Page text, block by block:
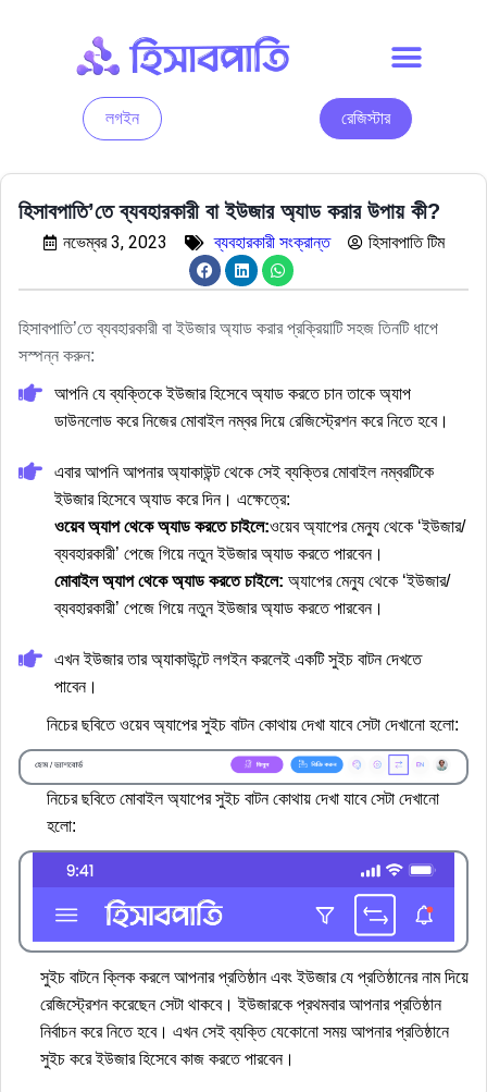
লগইন রেজিস্টার
হিসাবপাতি’তে ব্যবহারকারী বা ইউজার অ্যাড করার উপায় কী?
নভেম্বর 3, 2023 ব্যবহারকারী সংক্রান্ত হিসাবপাতি টিম
হিসাবপাতি’তে ব্যবহারকারী বা ইউজার অ্যাড করার প্রক্রিয়াটি সহজ তিনটি ধাপে
সস্পন্ন করুন:
আপনি যে ব্যক্তিকে ইউজার হিসেবে অ্যাড করতে চান তাকে অ্যাপ
ডাউনলোড করে নিজের মোবাইল নম্বর দিয়ে রেজিস্ট্রেশন করে নিতে হবে।
এবার আপনি আপনার অ্যাকাউন্ট থেকে সেই ব্যক্তির মোবাইল নম্বরটিকে
ইউজার হিসেবে অ্যাড করে দিন। এক্ষেত্রে:
ওয়েব অ্যাপ থেকে অ্যাড করতে চাইলে:ওয়েব অ্যাপের মেন্যু থেকে ‘ইউজার/
ব্যবহারকারী’ পেজে গিয়ে নতুন ইউজার অ্যাড করতে পারবেন।
মোবাইল অ্যাপ থেকে অ্যাড করতে চাইলে: অ্যাপের মেন্যু থেকে ‘ইউজার/
ব্যবহারকারী’ পেজে গিয়ে নতুন ইউজার অ্যাড করতে পারবেন।
এখন ইউজার তার অ্যাকাউন্টে লগইন করলেই একটি সুইচ বাটন দেখতে
পাবেন।
নিচের ছবিতে ওয়েব অ্যাপের সুইচ বাটন কোথায় দেখা যাবে সেটা দেখানো হলো:
নিচের ছবিতে মোবাইল অ্যাপের সুইচ বাটন কোথায় দেখা যাবে সেটা দেখানো
হলো:
সুইচ বাটনে ক্লিক করলে আপনার প্রতিষ্ঠান এবং ইউজার যে প্রতিষ্ঠানের নাম দিয়ে
রেজিস্ট্রেশন করেছেন সেটা থাকবে। ইউজারকে প্রথমবার আপনার প্রতিষ্ঠান
নির্বাচন করে নিতে হবে। এখন সেই ব্যক্তি যেকোনো সময় আপনার প্রতিষ্ঠানে
সুইচ করে ইউজার হিসেবে কাজ করতে পারবেন।